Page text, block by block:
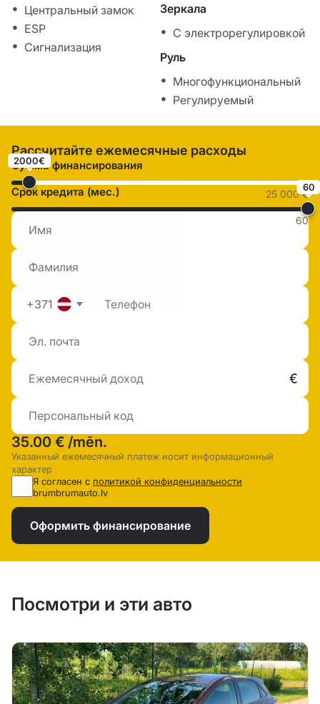
Центральный замок
ESP
Сигнализация
Зеркала
С электрорегулировкой
Руль
Многофункциональный
Регулируемый
Рассчитайте ежемесячные расходы
Сумма финансирования
2000€
25 000 €
Срок кредита (мес.) 60
60
+371
35.00 € /mēn.
Указанный ежемесячный платеж носит информационный
характер
Я согласен с политикой конфиденциальности
brumbrumauto.lv
Оформить финансирование
Посмотри и эти авто